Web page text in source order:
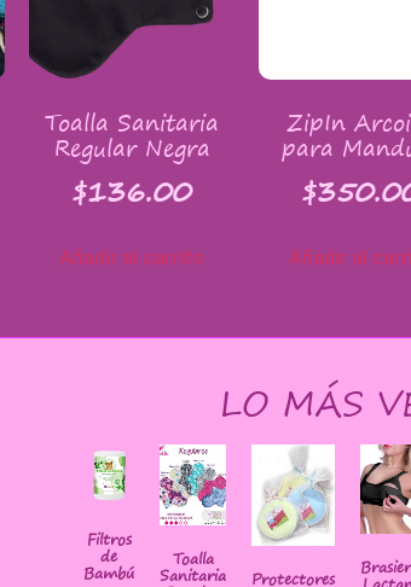
Toalla Sanitaria
Regular Negra
$136.00
Añadir al carrito
ZipIn
para
$
Añadir al
LO MÁS
Filtros
de
Bambú
Toalla
Sanitaria Protectores